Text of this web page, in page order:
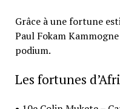
Grâce à une fortune
Paul Fokam
podium.
Les fortunes